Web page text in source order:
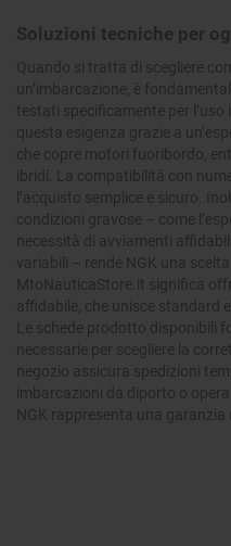
Soluzioni tecniche per
Quando si tratta di scegliere
un’imbarcazione, è
testati specificamente per
questa esigenza grazie a
che copre motori fuoribordo,
ibridi. La compatibilità con
l’acquisto semplice e sicuro.
condizioni gravose – come
necessità di avviamenti
variabili – rende NGK una
MtoNauticaStore.it significa
affidabile, che unisce standard
Le schede prodotto disponibili
necessarie per scegliere la
negozio assicura spedizioni
imbarcazioni da diporto o
NGK rappresenta una garanzia